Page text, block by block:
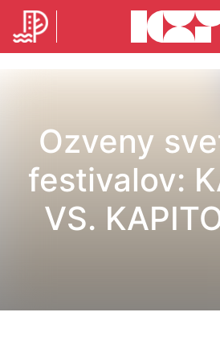
Ozveny
festivalov:
VS.